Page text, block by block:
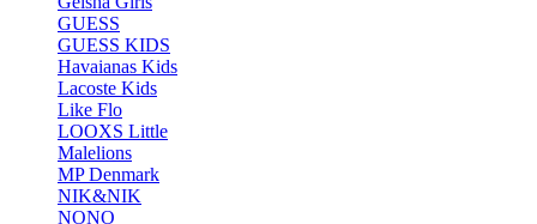
GUESS
GUESS KIDS
Havaianas Kids
Lacoste Kids
Like Flo
LOOXS Little
Malelions
MP Denmark
NIK&NIK
NONO